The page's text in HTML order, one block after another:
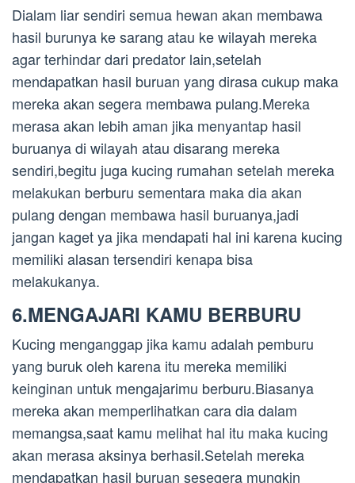
Dialam liar sendiri semua hewan akan membawa
hasil burunya ke sarang atau ke wilayah mereka
agar terhindar dari predator lain,setelah
mendapatkan hasil buruan yang dirasa cukup maka
mereka akan segera membawa pulang.Mereka
merasa akan lebih aman jika menyantap hasil
buruanya di wilayah atau disarang mereka
sendiri,begitu juga kucing rumahan setelah mereka
melakukan berburu sementara maka dia akan
pulang dengan membawa hasil buruanya,jadi
jangan kaget ya jika mendapati hal ini karena kucing
memiliki alasan tersendiri kenapa bisa
melakukanya.
6.MENGAJARI KAMU BERBURU
Kucing menganggap jika kamu adalah pemburu
yang buruk oleh karena itu mereka memiliki
keinginan untuk mengajarimu berburu.Biasanya
mereka akan memperlihatkan cara dia dalam
memangsa,saat kamu melihat hal itu maka kucing
akan merasa aksinya berhasil.Setelah mereka
mendapatkan hasil buruan sesegera mungkin